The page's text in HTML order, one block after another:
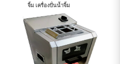
จิ้ม เครื่องปั่นน้ำจิ้ม